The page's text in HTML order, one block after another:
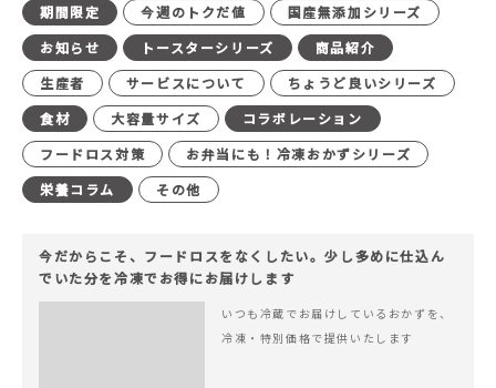
期間限定 今週のトクだ値
国産無添加シリーズ
お知らせ
トースターシリーズ
商品紹介
生産者
サービスについて
ちょうど良いシリーズ
食材
大容量サイズ
コラボレーション
フードロス対策
お弁当にも！冷凍おかずシリーズ
栄養コラム
その他
今だからこそ、フードロスをなくしたい。少し多めに仕込ん
でいた分を冷凍でお得にお届けします
いつも冷蔵でお届けしているおかずを、
冷凍・特別価格で提供いたします